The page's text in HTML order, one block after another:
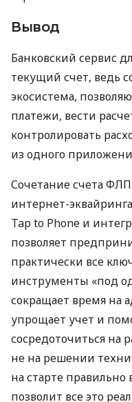
Вывод
Банковский сервис
текущий счет, ведь
экосистема,
платежи, вести
контролировать
из одного
Сочетание счета
интернет-
Tap to Phone и
позволяет
практически все
инструменты «под
сокращает время на
упрощает учет и
сосредоточиться на
не на решении
на старте
позволит все это